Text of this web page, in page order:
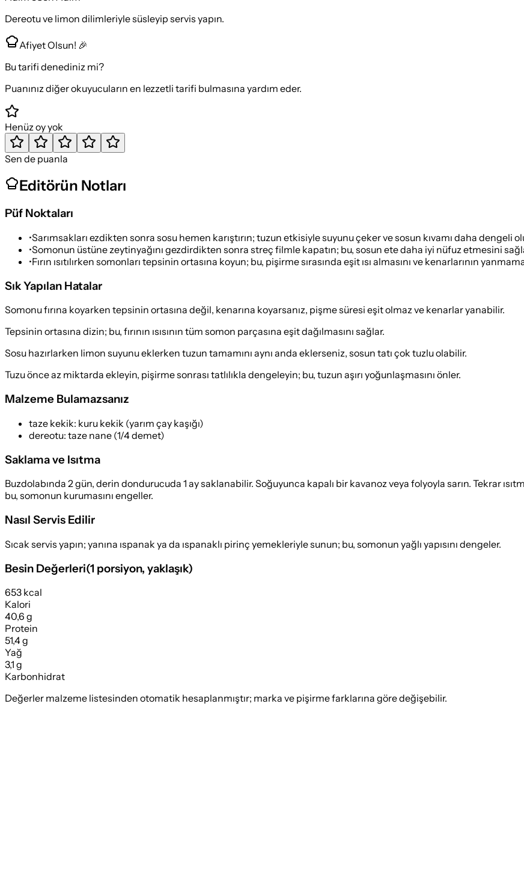
Dereotu ve limon dilimleriyle süsleyip servis yapın.
Afiyet Olsun! 🎉
Bu tarifi denediniz mi?
Puanınız diğer okuyucuların en lezzetli tarifi bulmasına yardım eder.
Henüz oy yok
Sen de puanla
Editörün Notları
Püf Noktaları
•Sarımsakları ezdikten sonra sosu hemen karıştırın; tuzun etkisiyle suyunu çeker ve sosun kıvamı daha dengeli
•Somonun üstüne zeytinyağını gezdirdikten sonra streç filmle kapatın; bu, sosun ete daha iyi nüfuz etmesini
•Fırın ısıtılırken somonları tepsinin ortasına koyun; bu, pişirme sırasında eşit ısı almasını ve kenarlarının
Sık Yapılan Hatalar
Somonu fırına koyarken tepsinin ortasına değil, kenarına koyarsanız, pişme süresi eşit olmaz ve kenarlar yanabilir.
Tepsinin ortasına dizin; bu, fırının ısısının tüm somon parçasına eşit dağılmasını sağlar.
Sosu hazırlarken limon suyunu eklerken tuzun tamamını aynı anda eklerseniz, sosun tatı çok tuzlu olabilir.
Tuzu önce az miktarda ekleyin, pişirme sonrası tatlılıkla dengeleyin; bu, tuzun aşırı yoğunlaşmasını önler.
Malzeme Bulamazsanız
taze kekik: kuru kekik (yarım çay kaşığı)
dereotu: taze nane (1/4 demet)
Saklama ve Isıtma
Buzdolabında 2 gün, derin dondurucuda 1 ay saklanabilir. Soğuyunca kapalı bir kavanoz veya folyoyla sarın. Tekrar
bu, somonun kurumasını engeller.
Nasıl Servis Edilir
Sıcak servis yapın; yanına ıspanak ya da ıspanaklı pirinç yemekleriyle sunun; bu, somonun yağlı yapısını dengeler.
Besin Değerleri(1 porsiyon, yaklaşık)
653 kcal
Kalori
40,6 g
Protein
51,4 g
Yağ
3,1 g
Karbonhidrat
Değerler malzeme listesinden otomatik hesaplanmıştır; marka ve pişirme farklarına göre değişebilir.